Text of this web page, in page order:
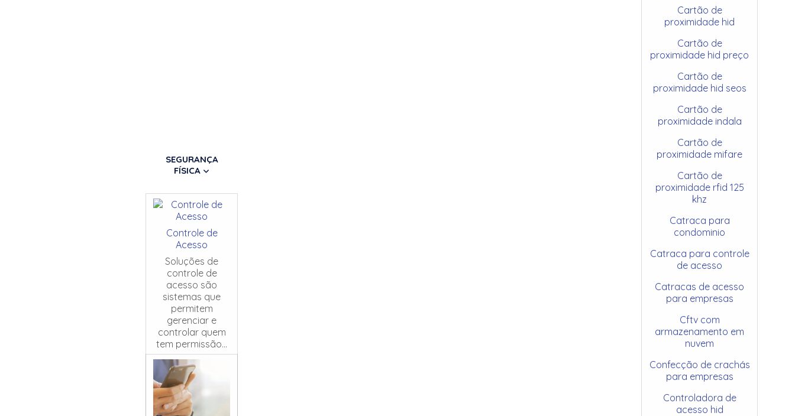
SEGURANÇA
FÍSICA
Controle de
Acesso
Soluções de
controle de
acesso são
sistemas que
permitem
gerenciar e
controlar quem
tem permissão...
Cartão de
proximidade hid
Cartão de
proximidade hid preço
Cartão de
proximidade hid seos
Cartão de
proximidade indala
Cartão de
proximidade mifare
Cartão de
proximidade rfid 125
khz
Catraca para
condominio
Catraca para controle
de acesso
Catracas de acesso
para empresas
Cftv com
armazenamento em
nuvem
Confecção de crachás
para empresas
Controladora de
acesso hid